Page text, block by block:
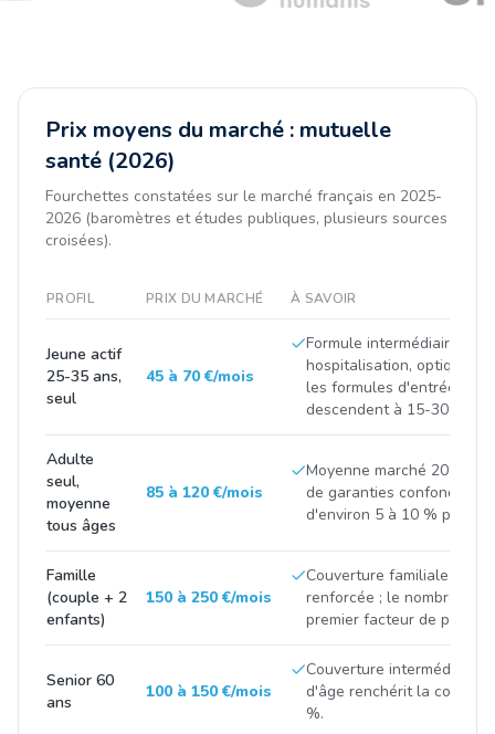
Prix moyens du marché : mutuelle
santé (2026)
Fourchettes constatées sur le marché français en 2025-
2026 (baromètres et études publiques, plusieurs sources
croisées).
PROFIL PRIX DU MARCHÉ À SAVOIR
Jeune actif
25-35 ans,
seul
45 à 70 €/mois
Formule intermédiaire
hospitalisation, optique/
les formules d'entrée de
descendent à 15-30 €/
Adulte
seul,
moyenne
tous âges
85 à 120 €/mois
Moyenne marché 2025-
de garanties confondus,
d'environ 5 à 10 % par an.
Famille
(couple + 2
enfants)
150 à 250 €/mois
Couverture familiale
renforcée ; le nombre de
premier facteur de prix.
Senior 60
ans
100 à 150 €/mois
Couverture intermédiaire ;
d'âge renchérit la
%.